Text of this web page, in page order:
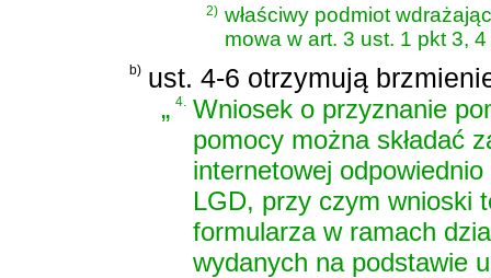
2) właściwy podmiot
mowa w art. 3 ust. 1 pkt 3,
b) ust. 4-6 otrzymują
„4. Wniosek o przyznanie
pomocy można składać
internetowej
LGD, przy czym wnioski
formularza w ramach
wydanych na podstawie